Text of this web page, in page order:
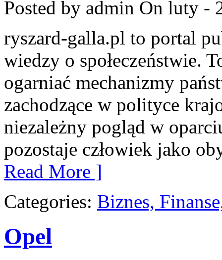
Posted by admin On luty -
ryszard-galla.pl to portal
wiedzy o społeczeństwie.
ogarniać mechanizmy
zachodzące w polityce
niezależny pogląd w
pozostaje człowiek jako
Read More ]
Categories: Biznes,
Opel